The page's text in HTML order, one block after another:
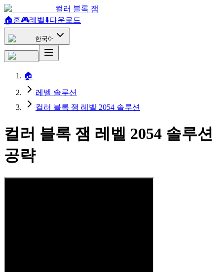
컬러 블록 잼
🏠홈🎮레벨⬇️다운로드
한국어
🏠
레벨 솔루션
컬러 블록 잼 레벨 2054 솔루션
컬러 블록 잼 레벨 2054 솔루션
공략